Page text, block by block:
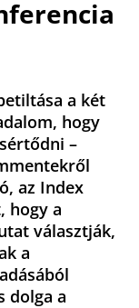
a két
hogy
–
az Index
hogy a
választják,
a
dolga a